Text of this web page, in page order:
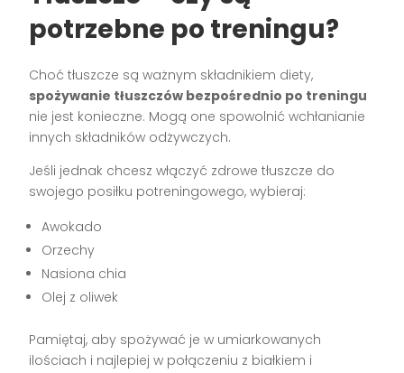
potrzebne po treningu?
Choć tłuszcze są ważnym składnikiem diety,
spożywanie tłuszczów bezpośrednio po treningu
nie jest konieczne. Mogą one spowolnić wchłanianie
innych składników odżywczych.
Jeśli jednak chcesz włączyć zdrowe tłuszcze do
swojego posiłku potreningowego, wybieraj:
Awokado
Orzechy
Nasiona chia
Olej z oliwek
Pamiętaj, aby spożywać je w umiarkowanych
ilościach i najlepiej w połączeniu z białkiem i